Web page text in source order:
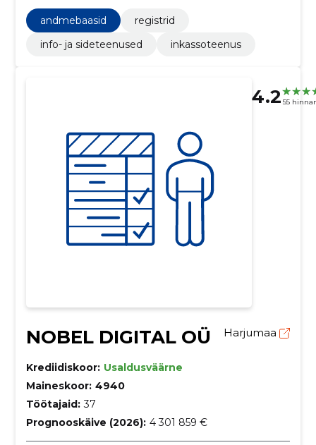
andmebaasid
registrid
info- ja sideteenused
inkassoteenus
4.2 55
NOBEL DIGITAL OÜ Harjumaa
Krediidiskoor: Usaldusväärne
Maineskoor: 4940
Töötajaid: 37
Prognooskäive (2026): 4 301 859 €